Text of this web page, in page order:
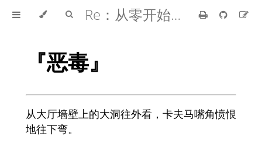
Re：从零开始的异世界生活
『恶毒』
从大厅墙壁上的大洞往外看，卡夫马嘴角愤恨
地往下弯。